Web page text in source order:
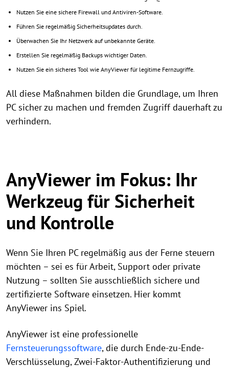
Nutzen Sie eine sichere Firewall und Antiviren-Software.
Führen Sie regelmäßig Sicherheitsupdates durch.
Überwachen Sie Ihr Netzwerk auf unbekannte Geräte.
Erstellen Sie regelmäßig Backups wichtiger Daten.
Nutzen Sie ein sicheres Tool wie AnyViewer für legitime Fernzugriffe.
All diese Maßnahmen bilden die Grundlage, um Ihren
PC sicher zu machen und fremden Zugriff dauerhaft zu
verhindern.
AnyViewer im Fokus: Ihr
Werkzeug für Sicherheit
und Kontrolle
Wenn Sie Ihren PC regelmäßig aus der Ferne steuern
möchten – sei es für Arbeit, Support oder private
Nutzung – sollten Sie ausschließlich sichere und
zertifizierte Software einsetzen. Hier kommt
AnyViewer ins Spiel.
AnyViewer ist eine professionelle
Fernsteuerungssoftware, die durch Ende-zu-Ende-
Verschlüsselung, Zwei-Faktor-Authentifizierung und